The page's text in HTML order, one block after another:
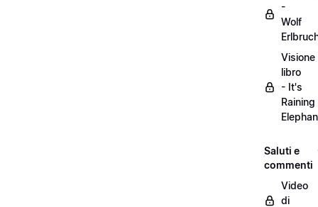
-
Wolf
Visione
libro
- It's
Raining
Saluti e
commenti
Video
di